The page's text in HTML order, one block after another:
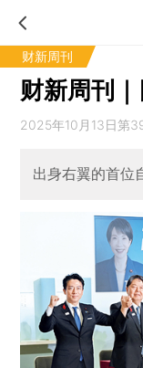
财新周刊
财新周刊
2025年10月13日第
出身右翼的首位